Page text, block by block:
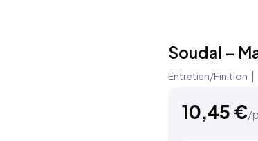
Soudal –
Entretien/Finition
10,45 €/